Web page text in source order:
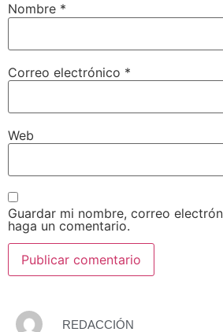
Nombre *
Correo electrónico *
Web
Guardar mi nombre, correo
haga un comentario.
REDACCIÓN